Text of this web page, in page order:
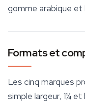
gomme arabique et
Formats et
Les cinq marques
simple largeur, 1¼